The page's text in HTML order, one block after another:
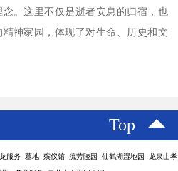
。这里不仅是逝者安息的归宿，也
神家园，体现了对生命、历史和文
Top
服务 墓地 殡仪馆 流芳陵园 仙鹤湖湿地园 龙泉山孝